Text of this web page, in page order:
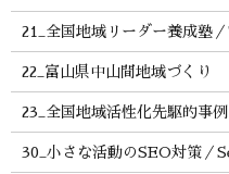
21_全国地域リーダー養成塾
22_富山県中山間地域づくり
23_全国地域活性化先駆的事例
30_小さな活動のSEO対策／